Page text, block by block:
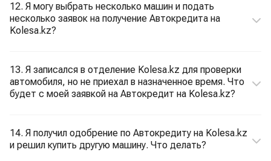
12. Я могу выбрать несколько машин и подать
несколько заявок на получение Автокредита на
Kolesa.kz?
13. Я записался в отделение Kolesa.kz для проверки
автомобиля, но не приехал в назначенное время. Что
будет с моей заявкой на Автокредит на Kolesa.kz?
14. Я получил одобрение по Автокредиту на Kolesa.kz
и решил купить другую машину. Что делать?